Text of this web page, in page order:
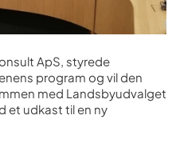
ApS, styrede
program og vil den
med Landsbyudvalget
et udkast til en ny